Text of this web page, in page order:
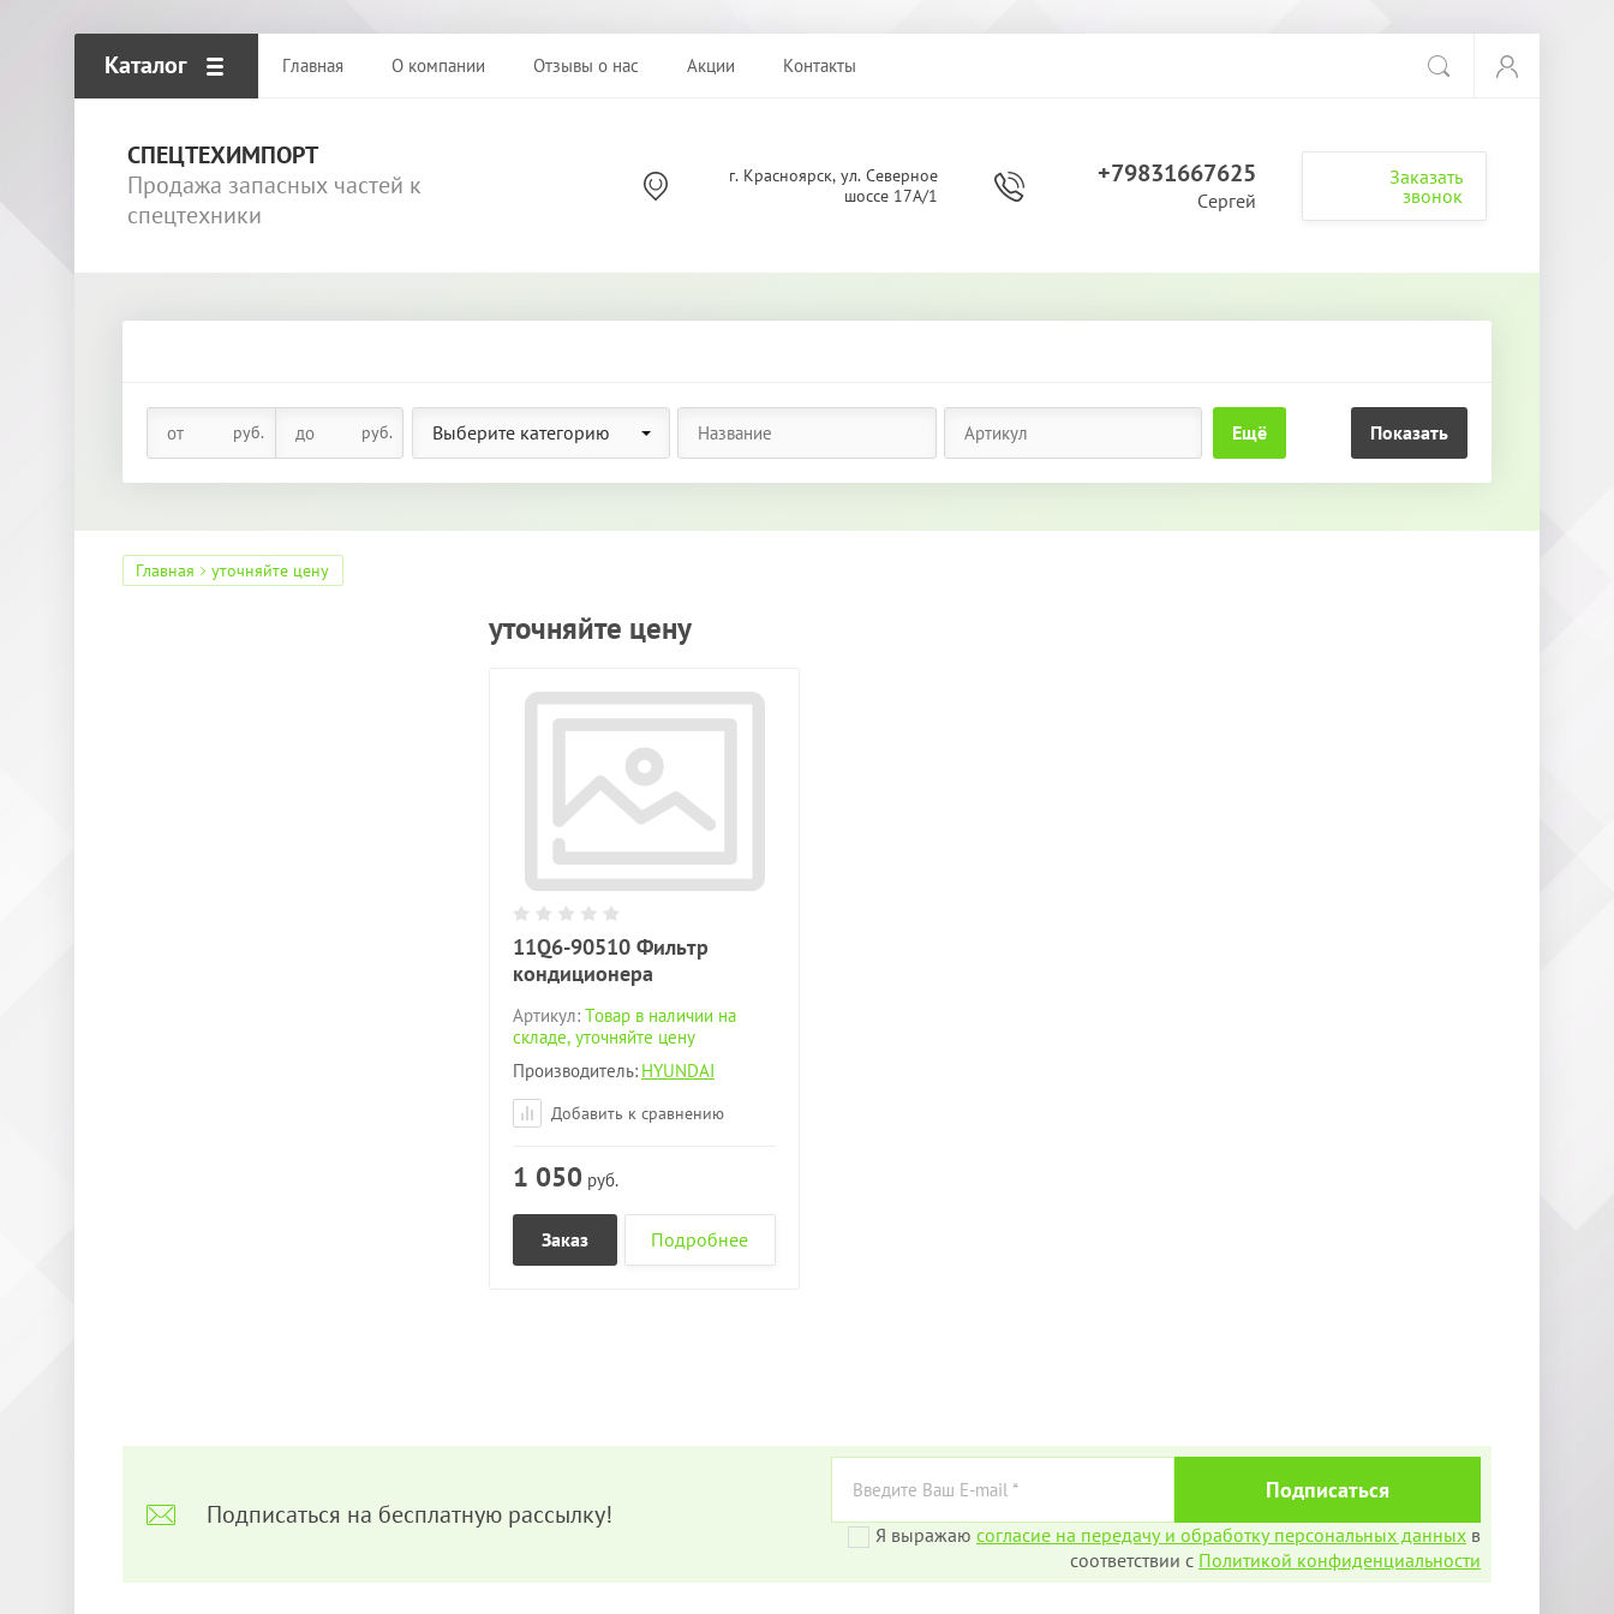
Каталог Главная О компании Отзывы о нас Акции Контакты
СПЕЦТЕХИМПОРТ
Продажа запасных частей к
спецтехники
г. Красноярск, ул. Северное
шоссе 17А/1
+79831667625
Сергей
Заказать
звонок
руб. руб. Выберите категорию Ещё Показать
Главная уточняйте цену
уточняйте цену
11Q6-90510 Фильтр
кондиционера
Артикул: Товар в наличии на
складе, уточняйте цену
Производитель: HYUNDAI
Добавить к сравнению
1 050 руб.
Заказ Подробнее
Подписаться на бесплатную рассылку!
Я выражаю согласие на передачу и обработку персональных данных в
соответствии с Политикой конфиденциальности
Подписаться